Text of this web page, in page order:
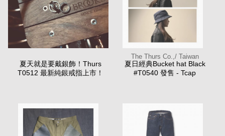
夏天就是要戴銀飾！Thurs
T0512 最新純銀戒指上市！
The Thurs Co.,/ Taiwan
夏日經典Bucket hat Black
#T0540 發售 - Tcap